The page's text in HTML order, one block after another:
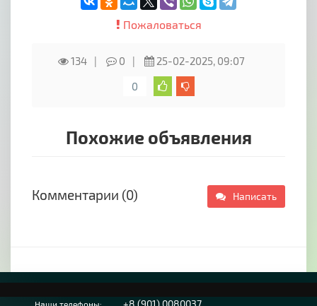
Пожаловаться
134 0
25-02-2025, 09:07
0
Похожие объявления
Комментарии (0) Написать
Наши телефоны: +8 (901) 0080037